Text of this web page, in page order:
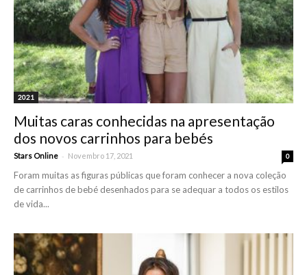
2021
Muitas caras conhecidas na apresentação
dos novos carrinhos para bebés
Stars Online - Novembro 17, 2021 0
Foram muitas as figuras públicas que foram conhecer a nova coleção
de carrinhos de bebé desenhados para se adequar a todos os estilos
de vida...